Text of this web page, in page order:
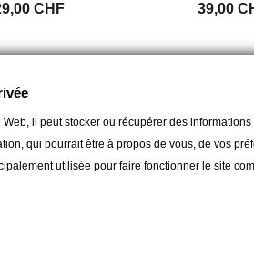
CHF 39,00
:
il peut stocker ou récupérer des
qui pourrait être à propos de vous, de vos
utilisée pour faire fonctionner le site